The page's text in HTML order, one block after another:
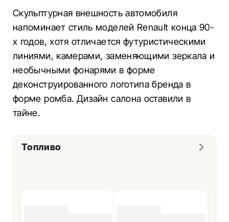
Скульптурная внешность автомобиля
напоминает стиль моделей Renault конца 90-
х годов, хотя отличается футуристическими
линиями, камерами, заменяющими зеркала и
необычными фонарями в форме
деконструированного логотипа бренда в
форме ромба. Дизайн салона оставили в
тайне.
Топливо